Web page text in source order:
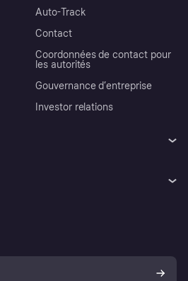
Auto-Track
Contact
Coordonnées de contact pour
les autorités
Gouvernance d’entreprise
Investor relations